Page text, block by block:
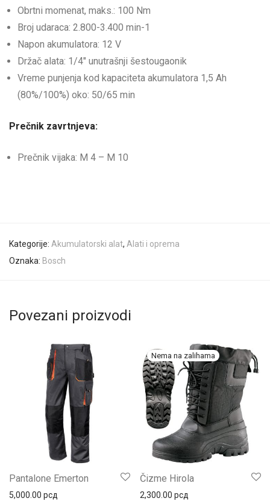
Obrtni momenat, maks.: 100 Nm
Broj udaraca: 2.800-3.400 min-1
Napon akumulatora: 12 V
Držač alata: 1/4″ unutrašnji šestougaonik
Vreme punjenja kod kapaciteta akumulatora 1,5 Ah
(80%/100%) oko: 50/65 min
Prečnik zavrtnjeva:
Prečnik vijaka: M 4 – M 10
Kategorije: Akumulatorski alat, Alati i oprema
Oznaka: Bosch
Povezani proizvodi
Pantalone Emerton
5,000.00 рсд
Čizme Hirola
2,300.00 рсд